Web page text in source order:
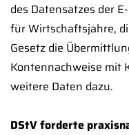
des Datensatzes der
für Wirtschaftsjahre,
Gesetz die
Kontennachweise mit
weitere Daten dazu.
DStV forderte